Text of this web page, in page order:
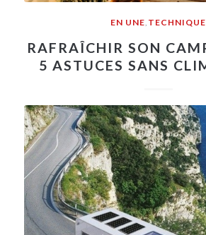
EN UNE, TECHNIQUE
RAFRAÎCHIR SON
5 ASTUCES SANS